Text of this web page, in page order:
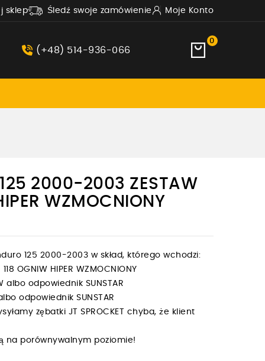
sklep Śledź swoje zamówienie Moje Konto
(+48) 514-936-066
0
2000-2003 ZESTAW
WZMOCNIONY
125 2000-2003 w skład, którego wchodzi:
OGNIW HIPER WZMOCNIONY
albo odpowiednik SUNSTAR
odpowiednik SUNSTAR
zębatki JT SPROCKET chyba, że klient
na porównywalnym poziomie!